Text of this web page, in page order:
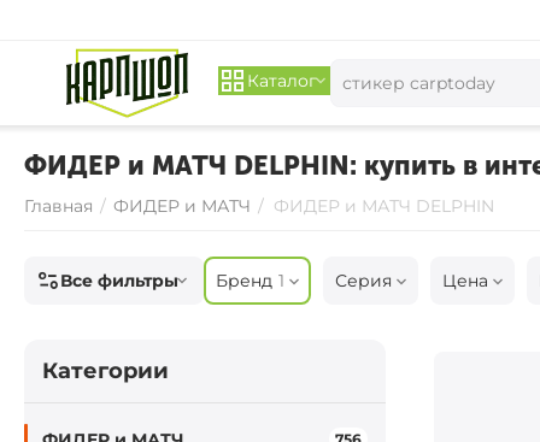
Каталог
ФИДЕР и МАТЧ DELPHIN: купить в
Главная / ФИДЕР и МАТЧ / ФИДЕР и МАТЧ DELPHIN
Все фильтры Бренд 1 Серия Цена
Категории